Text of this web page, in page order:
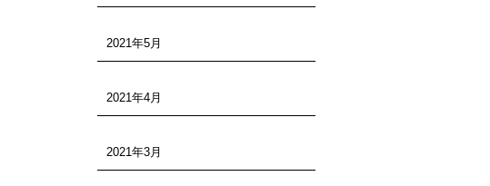
2021年5月
2021年4月
2021年3月